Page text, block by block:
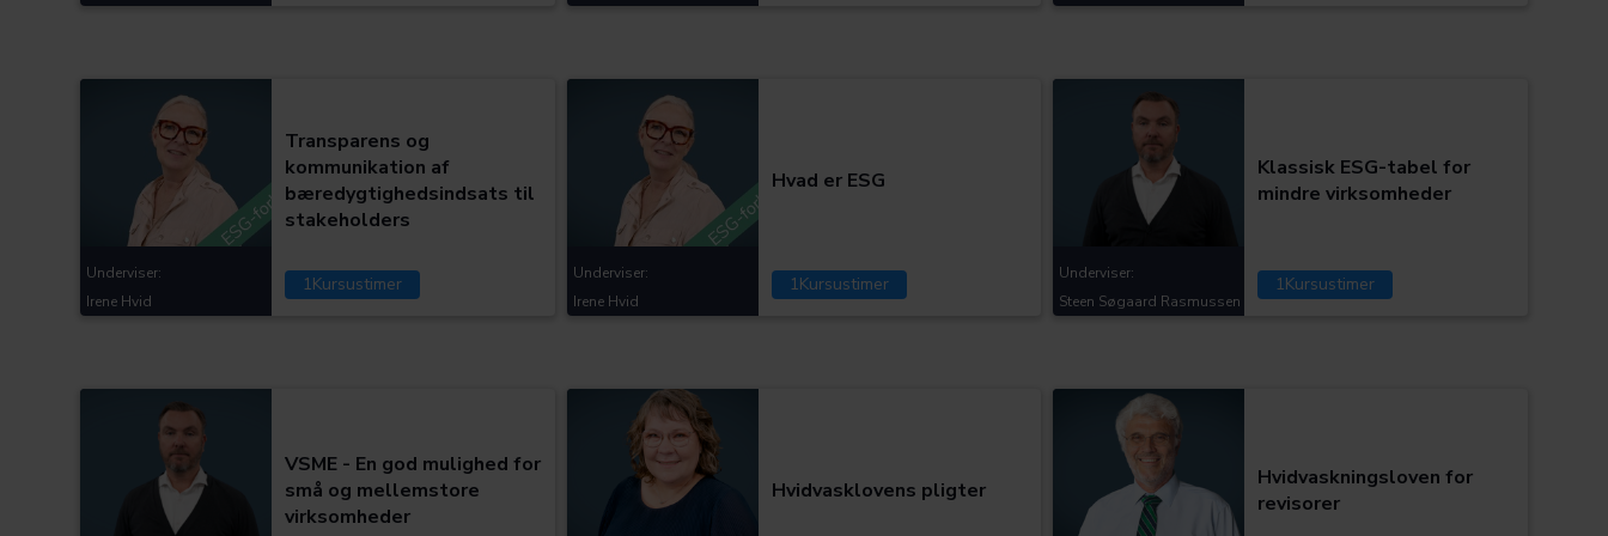
Transparens og
kommunikation af
bæredygtighedsindsats til
stakeholders
1Kursustimer
Underviser:
Irene Hvid
Hvad er ESG
1Kursustimer
Underviser:
Irene Hvid
Klassisk ESG-tabel for
mindre virksomheder
1Kursustimer
Underviser:
Steen Søgaard Rasmussen
VSME - En god mulighed for
små og mellemstore
virksomheder
Hvidvasklovens pligter
Hvidvaskningsloven for
revisorer